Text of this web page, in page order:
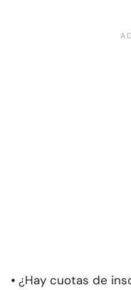
⦁ ¿Hay cuotas de